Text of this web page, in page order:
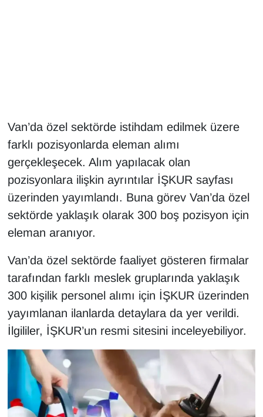
Van’da özel sektörde istihdam edilmek üzere
farklı pozisyonlarda eleman alımı
gerçekleşecek. Alım yapılacak olan
pozisyonlara ilişkin ayrıntılar İŞKUR sayfası
üzerinden yayımlandı. Buna görev Van’da özel
sektörde yaklaşık olarak 300 boş pozisyon için
eleman aranıyor.
Van’da özel sektörde faaliyet gösteren firmalar
tarafından farklı meslek gruplarında yaklaşık
300 kişilik personel alımı için İŞKUR üzerinden
yayımlanan ilanlarda detaylara da yer verildi.
İlgililer, İŞKUR’un resmi sitesini inceleyebiliyor.
Kadın
Kamu Alımları
Kültür & Sanat
KURDÎ
MAGAZİN
ONE EKONOMİ
POLİTİKA